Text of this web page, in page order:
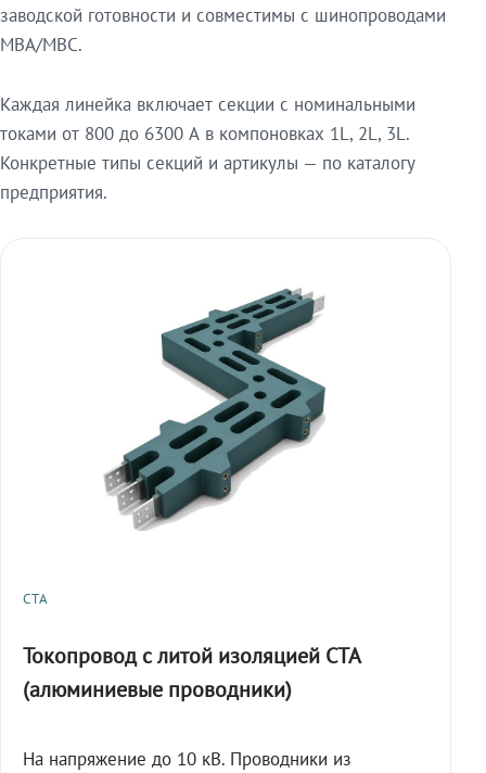
заводской готовности и совместимы с шинопроводами
МВА/МВС.
Каждая линейка включает секции с номинальными
токами от 800 до 6300 А в компоновках 1L, 2L, 3L.
Конкретные типы секций и артикулы — по каталогу
предприятия.
СТА
Токопровод с литой изоляцией СТА
(алюминиевые проводники)
На напряжение до 10 кВ. Проводники из